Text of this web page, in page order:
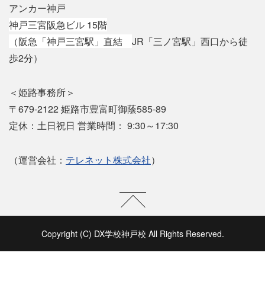
アンカー神戸
神戸三宮阪急ビル 15階
（阪急「神戸三宮駅」直結 JR「三ノ宮駅」西口から徒
歩2分）
＜姫路事務所＞
〒679-2122 姫路市豊富町御蔭585-89
定休：土日祝日 営業時間： 9:30～17:30
（運営会社： テレネット株式会社）
Copyright (C) DX学校神戸校 All Rights Reserved.